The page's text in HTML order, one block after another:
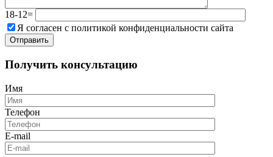
18-12=
Я согласен с политикой конфиденциальности сайта
Получить консультацию
Имя
Телефон
E-mail